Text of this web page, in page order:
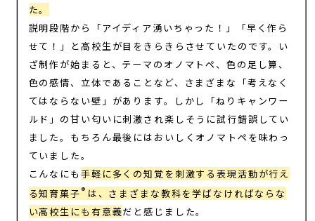
た。
説明段階から「アイディア湧いちゃった！」「早く作ら
せて！」と高校生が目をきらきらさせていたのです。い
ざ制作が始まると、テーマのオノマトペ、色の足し算、
色の感情、立体であることなど、さまざまな「考えなく
てはならない壁」があります。しかし「ねりキャンワー
ルド」の甘い匂いに刺激され楽しそうに試行錯誤してい
ました。もちろん最後にはおいしくオノマトペを味わっ
ていました。​
こんなにも 手軽に多くの知覚を刺激する表現活動が行え
る知育菓子®︎は、さまざまな教科を学ばなければならな
い高校生にも有意義だと感じました。